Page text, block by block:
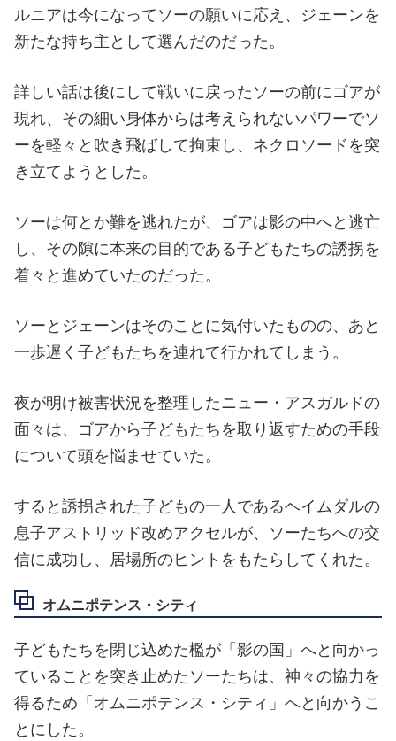
ルニアは今になってソーの願いに応え、ジェーンを
新たな持ち主として選んだのだった。
詳しい話は後にして戦いに戻ったソーの前にゴアが
現れ、その細い身体からは考えられないパワーでソ
ーを軽々と吹き飛ばして拘束し、ネクロソードを突
き立てようとした。
ソーは何とか難を逃れたが、ゴアは影の中へと逃亡
し、その隙に本来の目的である子どもたちの誘拐を
着々と進めていたのだった。
ソーとジェーンはそのことに気付いたものの、あと
一歩遅く子どもたちを連れて行かれてしまう。
夜が明け被害状況を整理したニュー・アスガルドの
面々は、ゴアから子どもたちを取り返すための手段
について頭を悩ませていた。
すると誘拐された子どもの一人であるヘイムダルの
息子アストリッド改めアクセルが、ソーたちへの交
信に成功し、居場所のヒントをもたらしてくれた。
オムニポテンス・シティ
子どもたちを閉じ込めた檻が「影の国」へと向かっ
ていることを突き止めたソーたちは、神々の協力を
得るため「オムニポテンス・シティ」へと向かうこ
とにした。